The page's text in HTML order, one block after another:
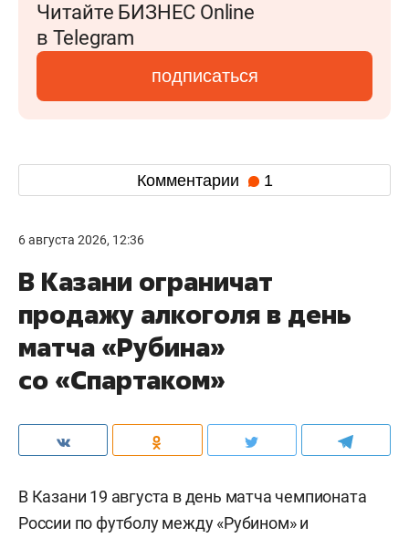
Читайте БИЗНЕС Online
в Telegram
подписаться
Комментарии 1
6 августа 2026, 12:36
В Казани ограничат
продажу алкоголя в день
матча «Рубина»
со «Спартаком»
В Казани 19 августа в день матча чемпионата
России по футболу между «Рубином» и